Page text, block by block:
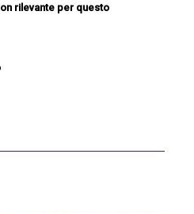
rilevante per questo